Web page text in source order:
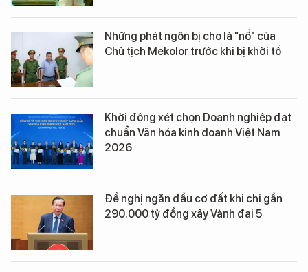
Những phát ngôn bị cho là "nổ" của
Chủ tịch Mekolor trước khi bị khởi tố
Khởi động xét chọn Doanh nghiệp đạt
chuẩn Văn hóa kinh doanh Việt Nam
2026
Đề nghị ngăn đầu cơ đất khi chi gần
290.000 tỷ đồng xây Vành đai 5